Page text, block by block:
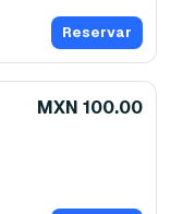
Reservar
MXN 100.00